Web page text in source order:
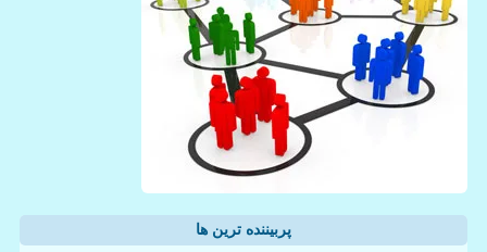
پربیننده ترین ها